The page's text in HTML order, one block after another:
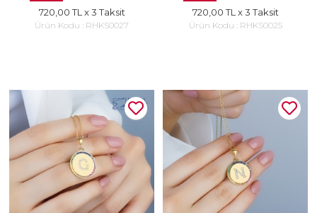
720,00 TL x 3 Taksit
Ürün Kodu : RHKS0027
720,00 TL x 3 Taksit
Ürün Kodu : RHKS0025